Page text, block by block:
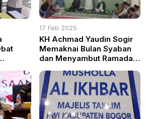
17 Feb 2025
KH Achmad Yaudin Sogir
Memaknai Bulan Syaban
dan Menyambut Ramadan